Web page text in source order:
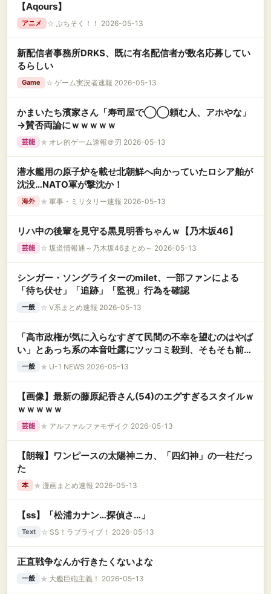
【Aqours】
アニメ ☆ ぷちそく！！ 2026-05-13
新配信者事務所DRKS、既に有名配信者が数名応募してい
るらしい
Game ☆ ゲーム実況者速報 2026-05-13
かまいたち濱家さん「寿司屋で◯◯頼む人、アホやな」
→賛否両論にｗｗｗｗｗ
芸能 ★ オレ的ゲーム速報＠刃 2026-05-13
潜水艦用の原子炉を載せ北朝鮮へ向かっていたロシア舶が
沈没…NATO軍が撃沈か！
海外 ★ 軍事・ミリタリー速報 2026-05-13
リハ中の後輩を見守る黒見明香ちゃんｗ【乃木坂46】
芸能 ☆ 坂道情報通～乃木坂46まとめ～ 2026-05-13
シンガー・ソングライターのmilet、一部ファンによる
「待ち伏せ」「追跡」「監視」行為を確認
一般 ☆ V系まとめ速報 2026-05-13
「高市政権が気に入らなすぎて民間の不幸を望むのはやば
い」とあっち系の本音吐露にツッコミ殺到、そもそも前提
条件が間違ってる……
一般 ★ U-1 NEWS 2026-05-13
【画像】最新の藤原紀香さん(54)のエグすぎるスタイルｗ
ｗｗｗｗｗ
芸能 ★ アルファルファモザイク 2026-05-13
【朗報】ワンピースの太陽神ニカ、「四幻神」の一柱だっ
た
本 ★ 漫画まとめ速報 2026-05-13
【ss】「松浦カナン…探偵さ…」
Text ☆ SS！ラブライブ！ 2026-05-13
正直戦争なんか行きたくないよな
一般 ★ 大艦巨砲主義！ 2026-05-13